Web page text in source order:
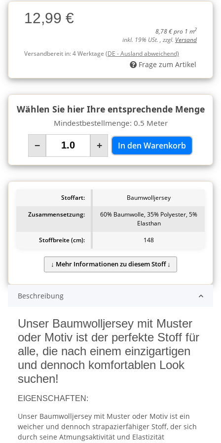
Charge
Charge12,99 €
8,78 € pro 1 m2
inkl. 19% USt. , zzgl. Versand
Versandbereit in:4 Werktage (DE - Ausland abweichend)
Frage zum Artikel
Wählen Sie hier Ihre entsprechende Menge
Mindestbestellmenge: 0.5 Meter
− + In den Warenkorb
Stoffart:
Baumwolljersey
Zusammensetzung:
60% Baumwolle, 35% Polyester, 5%
Elasthan
Stoffbreite (cm):
148
Beschreibung
Unser Baumwolljersey mit Muster
oder Motiv ist der perfekte Stoff für
alle, die nach einem einzigartigen
und dennoch komfortablen Look
suchen!
EIGENSCHAFTEN:
Unser Baumwolljersey mit Muster oder Motiv ist ein
weicher und dennoch strapazierfähiger Stoff, der sich
durch seine Atmungsaktivität und Elastizität